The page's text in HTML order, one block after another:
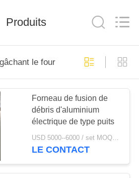
fonte
131
96
Produits
le four
Forneau de fusion de
débris d'aluminium
électrique de type puits
USD 5000--6000 / set MOQ:1 set
LE CONTACT